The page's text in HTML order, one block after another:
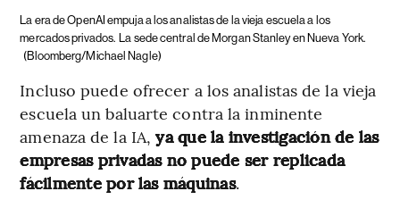
La era de OpenAI empuja a los analistas de la vieja escuela a los
mercados privados. La sede central de Morgan Stanley en Nueva York.
(Bloomberg/Michael Nagle)
Incluso puede ofrecer a los analistas de la vieja
escuela un baluarte contra la inminente
amenaza de la IA, ya que la investigación de las
empresas privadas no puede ser replicada
fácilmente por las máquinas.